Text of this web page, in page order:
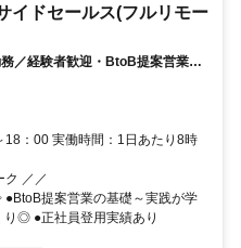
イドセールス(フルリモー
／経験者歓迎・BtoB提案営業で
：00 実働時間：1日あたり8時
ク ／／
提案営業の基礎～実践が学
◎ ●正社員登用実績あり